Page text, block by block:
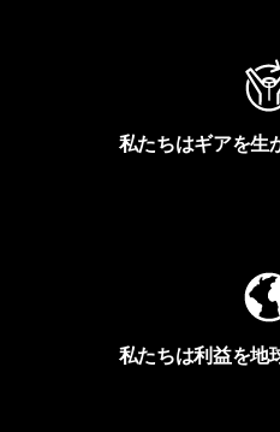
私たちはギアを生
私たちは利益を地